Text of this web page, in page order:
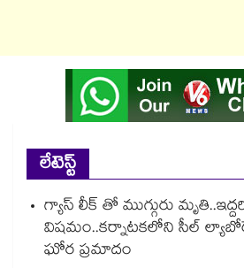
లేటెస్ట్
గ్యాస్ లీక్ తో ముగ్గురు
విషమం..కర్నాటకలోని సీల్
ఘోర ప్రమాదం